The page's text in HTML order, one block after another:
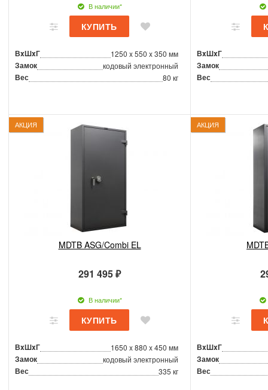
В наличии*
ВxШxГ 1250 x 550 x 350 мм
Замок кодовый электронный
Вес 80 кг
ВxШxГ
Замок
Вес
АКЦИЯ
MDTB ASG/Combi EL
291 495 ₽
В наличии*
ВxШxГ 1650 x 880 x 450 мм
Замок кодовый электронный
Вес 335 кг
АКЦИЯ
ВxШxГ
Замок
Вес